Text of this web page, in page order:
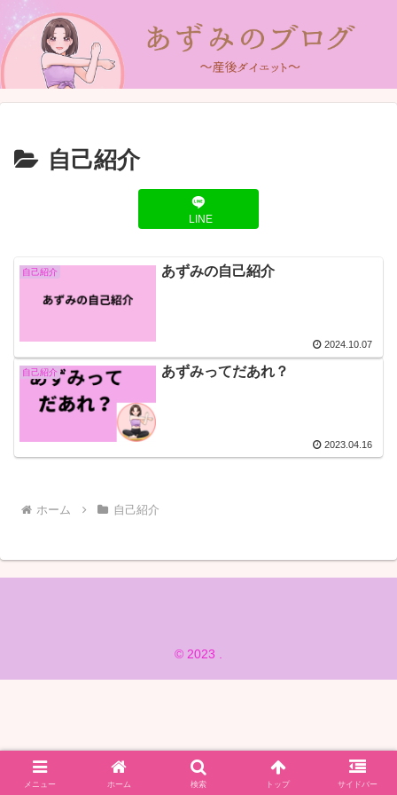
自己紹介
LINE
自己紹介 あずみの自己紹介
2024.10.07
自己紹介 あずみってだあれ？
2023.04.16
ホーム 自己紹介
© 2023 .
メニュー ホーム 検索 トップ サイドバー